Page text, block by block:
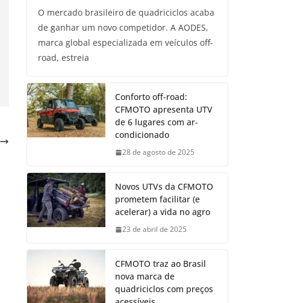
O mercado brasileiro de quadriciclos acaba
de ganhar um novo competidor. A AODES,
marca global especializada em veículos off-
road, estreia
Conforto off-road:
CFMOTO apresenta UTV
de 6 lugares com ar-
condicionado
28 de agosto de 2025
Novos UTVs da CFMOTO
prometem facilitar (e
acelerar) a vida no agro
23 de abril de 2025
CFMOTO traz ao Brasil
nova marca de
quadriciclos com preços